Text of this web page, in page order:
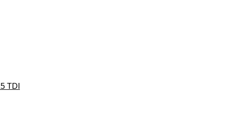
TDI